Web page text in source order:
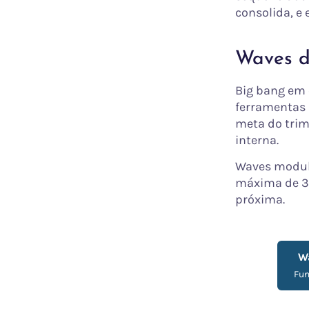
consolida, e
Waves
Big bang
ferramentas
meta do
interna.
Waves
máxima de
próxima.